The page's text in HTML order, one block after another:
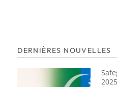
DERNIÈRES NOUVELLES
2025